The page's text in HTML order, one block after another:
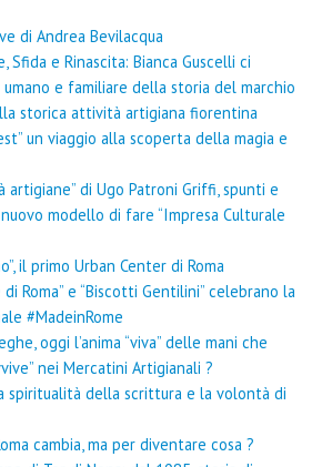
di Andrea Bevilacqua
Sfida e Rinascita: Bianca Guscelli ci
umano e familiare della storia del marchio
storica attività artigiana fiorentina
un viaggio alla scoperta della magia e
artigiane” di Ugo Patroni Griffi, spunti e
modello di fare “Impresa Culturale
il primo Urban Center di Roma
Roma” e “Biscotti Gentilini” celebrano la
#MadeinRome
oggi l’anima “viva” delle mani che
nei Mercatini Artigianali ?
spiritualità della scrittura e la volontà di
cambia, ma per diventare cosa ?